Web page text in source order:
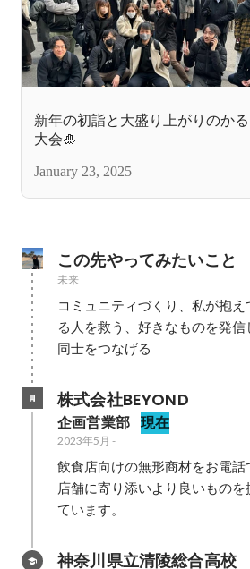
新年の初詣と大盛り上がりのかる
大会🎍
January 23, 2025
この先やってみたいこと
未来
コミュニティづくり、私が抱
る人を救う、好きなものを発
株式会社BEYOND
企画営業部 現在
2023年5月 -
飲食店向けの無形商材をお電話
店舗に寄り添いより良いもの
ています。
神奈川県立清陵総合高校